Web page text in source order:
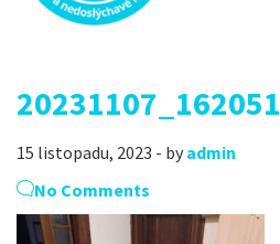
20231107_162051
15 listopadu, 2023 - by admin
No Comments